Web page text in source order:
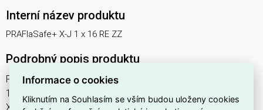
Interní název produktu
PRAFlaSafe+ X-J 1 x 16 RE ZZ
Podrobný popis produktu
PRAFlaSafe+ X
1-CXKH-R B2ca s1a d1 a1
XLPE/FRNC měděný silový kabel, bezhalogenový, UV odolný,
Informace o cookies
Kliknutím na Souhlasím se vším budou uloženy cookies